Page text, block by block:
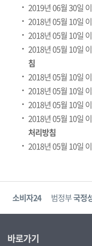
2019년 06월 30일
2018년 05월 10일
2018년 05월 10일
2018년 05월 10일
침
2018년 05월 10일
2018년 05월 10일
2018년 05월 10일
2018년 05월 10일
처리방침
2018년 05월 10일
소비자24 범정부국정
바로가기